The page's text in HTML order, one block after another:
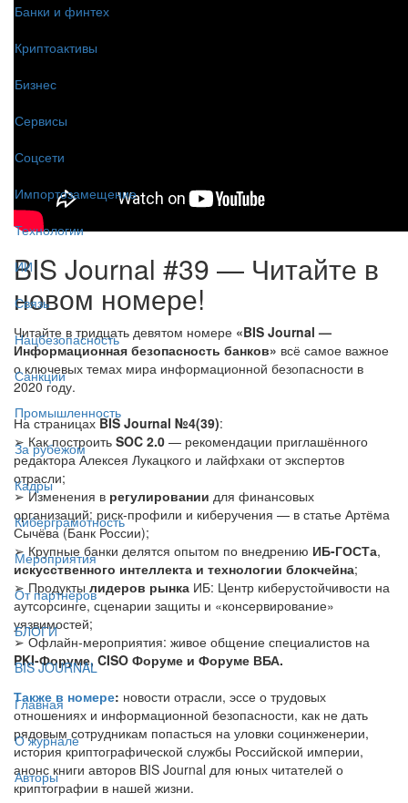
Банки и финтех
Криптоактивы
Бизнес
Сервисы
Соцсети
Импортозамещение
Технологии
ИИ
Связь
Нацбезопасность
Санкции
Промышленность
За рубежом
Кадры
Киберграмотность
Мероприятия
От партнёров
БЛОГИ
BIS JOURNAL
Главная
О журнале
Авторы
BIS Journal #39 — Читайте в
новом номере!
Читайте в тридцать девятом номере «BIS Journal —
Информационная безопасность банков» всё самое важное
о ключевых темах мира информационной безопасности в
2020 году.
На страницахBIS Journal №4(39):
➢ Как построить SOC 2.0 — рекомендации приглашённого
редактора Алексея Лукацкого и лайфхаки от экспертов
отрасли;
➢ Изменения в регулировании для финансовых
организаций: риск-профили и киберучения — в статье Артёма
Сычёва (Банк России);
➢ Крупные банки делятся опытом по внедрению ИБ-ГОСТа,
искусственного интеллекта и технологии блокчейна;
➢ Продукты лидеров рынка ИБ: Центр киберустойчивости на
аутсорсинге, сценарии защиты и «консервирование»
уязвимостей;
➢ Офлайн-мероприятия: живое общение специалистов на
PKI-Форуме, CISO Форуме и Форуме ВБА.
Также в номере: новости отрасли, эссе о трудовых
отношениях и информационной безопасности, как не дать
рядовым сотрудникам попасться на уловки социнженерии,
история криптографической службы Российской империи,
анонс книги авторов BIS Journal для юных читателей о
криптографии в нашей жизни.